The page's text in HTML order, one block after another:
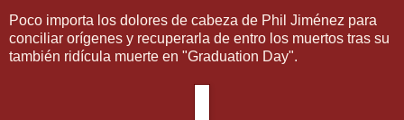
Poco importa los dolores de cabeza de Phil Jiménez para
conciliar orígenes y recuperarla de entro los muertos tras su
también ridícula muerte en "Graduation Day".